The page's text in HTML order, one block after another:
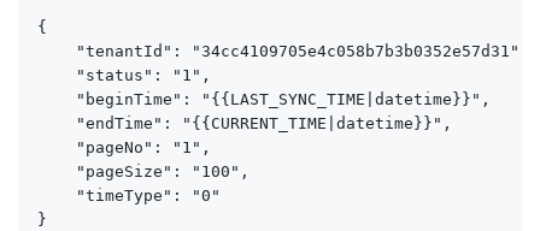
{
    "tenantId": "34cc4109705e4c058b7b3b0352e57d31",
    "status": "1",
    "beginTime": "{{LAST_SYNC_TIME|datetime}}",
    "endTime": "{{CURRENT_TIME|datetime}}",
    "pageNo": "1",
    "pageSize": "100",
    "timeType": "0"
}